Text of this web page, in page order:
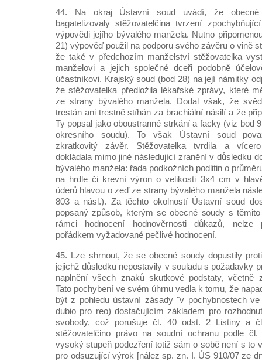
44. Na okraj Ústavní soud uvádí, že obecné
bagatelizovaly stěžovatelčina tvrzení
výpovědi jejího bývalého manžela. Nutno
21) výpověď použil na podporu svého závěru o vině
že také v předchozím manželství stěžovatelka
manželovi a jejich společné dceři podobně
účastníkovi. Krajský soud (bod 28) na její námitky
že stěžovatelka předložila lékařské zprávy, které
ze strany bývalého manžela. Dodal však, že
trestán ani trestně stíhán za brachiální násilí a že
Ty popsal jako oboustranné strkání a facky (viz bod
okresního soudu). To však Ústavní soud
zkratkovitý závěr. Stěžovatelka tvrdila a
dokládala mimo jiné následující zranění v důsledku
bývalého manžela: řada podkožních podlitin o
na hrdle či krevní výron o velikosti 3x4 cm v
úderů hlavou o zeď ze strany bývalého manžela
803 a násl.). Za těchto okolností Ústavní soud
popsaný způsob, kterým se obecné soudy s
rámci hodnocení hodnověrnosti důkazů, nelze
pořádkem vyžadované pečlivé hodnocení.
45. Lze shrnout, že se obecné soudy dopustily
jejichž důsledku nepostavily v souladu s požadavky
naplnění všech znaků skutkové podstaty, včetně
Tato pochybení ve svém úhrnu vedla k tomu, že
být z pohledu ústavní zásady "v pochybnostech
dubio pro reo) dostačujícím základem pro
svobody, což porušuje čl. 40 odst. 2 Listiny a
stěžovatelčino právo na soudní ochranu podle
vysoký stupeň podezření totiž sám o sobě není s to
pro odsuzující výrok [nález sp. zn. I. ÚS 910/07 ze